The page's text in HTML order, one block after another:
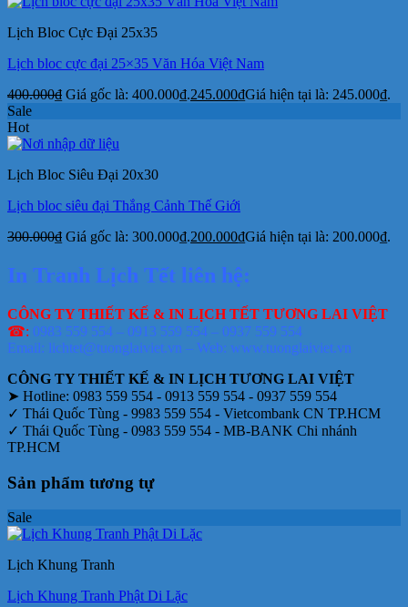
Lịch Bloc Cực Đại 25x35
Lịch bloc cực đại 25×35 Văn Hóa Việt Nam
400.000₫ Giá gốc là: 400.000₫.245.000₫Giá hiện tại là: 245.000₫.
Sale
Hot
Lịch Bloc Siêu Đại 20x30
Lịch bloc siêu đại Thắng Cảnh Thế Giới
300.000₫ Giá gốc là: 300.000₫.200.000₫Giá hiện tại là: 200.000₫.
In Tranh Lịch Tết liên hệ:
CÔNG TY THIẾT KẾ & IN LỊCH TẾT TƯƠNG LAI VIỆT
☎: 0983 559 554 – 0913 559 554 – 0937 559 554
Email: lichtet@tuonglaiviet.vn – Web: www.tuonglaiviet.vn
CÔNG TY THIẾT KẾ & IN LỊCH TƯƠNG LAI VIỆT
➤ Hotline: 0983 559 554 - 0913 559 554 - 0937 559 554
✓ Thái Quốc Tùng - 9983 559 554 - Vietcombank CN TP.HCM
✓ Thái Quốc Tùng - 0983 559 554 - MB-BANK Chi nhánh
TP.HCM
Sản phẩm tương tự
Sale
Lịch Khung Tranh
Lịch Khung Tranh Phật Di Lặc